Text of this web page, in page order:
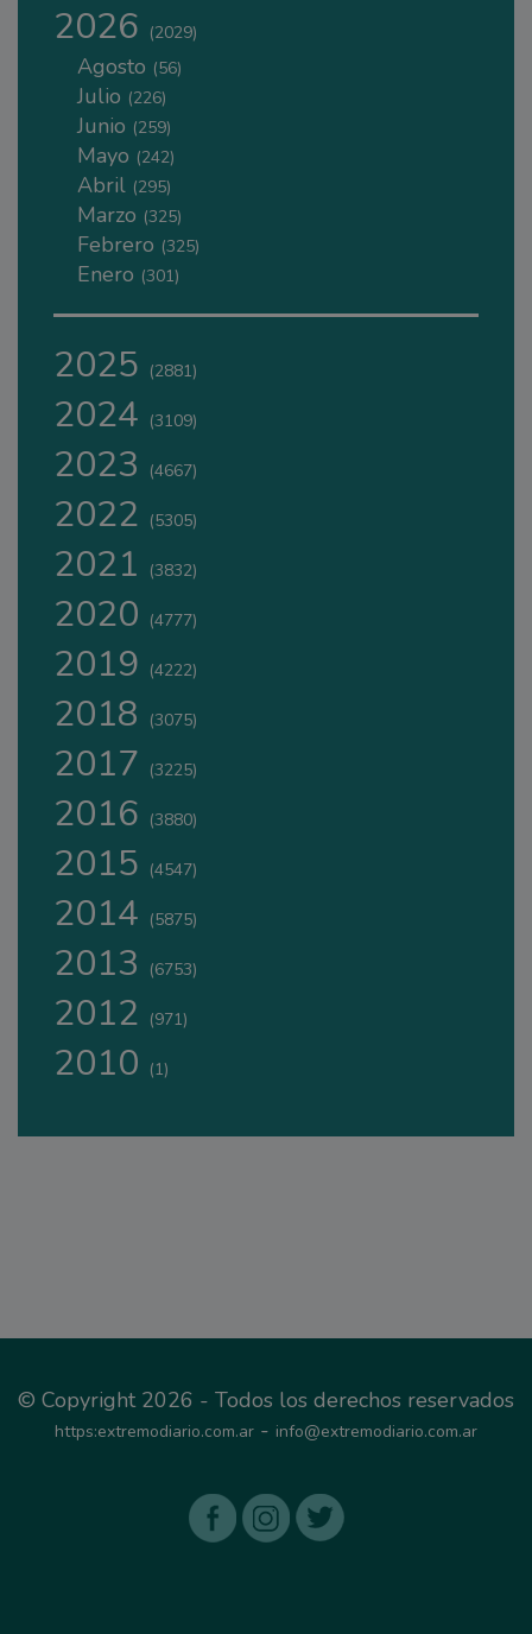
2026 (2029)
Agosto (56)
Julio (226)
Junio (259)
Mayo (242)
Abril (295)
Marzo (325)
Febrero (325)
Enero (301)
2025 (2881)
2024 (3109)
2023 (4667)
2022 (5305)
2021 (3832)
2020 (4777)
2019 (4222)
2018 (3075)
2017 (3225)
2016 (3880)
2015 (4547)
2014 (5875)
2013 (6753)
2012 (971)
2010 (1)
© Copyright 2026 - Todos los derechos reservados
https:extremodiario.com.ar - info@extremodiario.com.ar